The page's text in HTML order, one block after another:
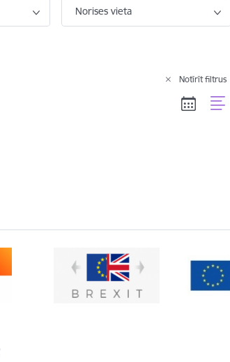
Norises vieta
Notīrīt filtrus